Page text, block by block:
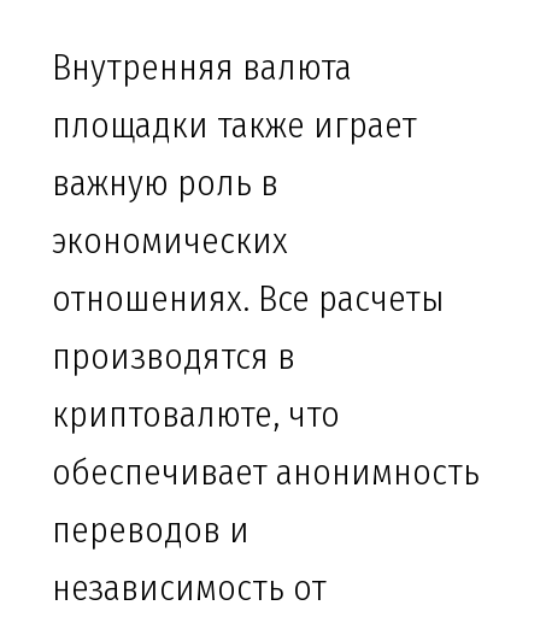
Внутренняя валюта
площадки также играет
важную роль в
экономических
отношениях. Все расчеты
производятся в
криптовалюте, что
обеспечивает анонимность
переводов и
независимость от